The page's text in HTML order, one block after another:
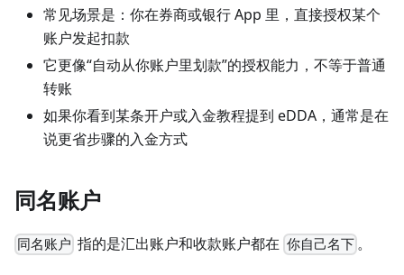
常见场景是：你在券商或银行 App 里，直接授权某个
账户发起扣款
它更像“自动从你账户里划款”的授权能力，不等于普通
转账
如果你看到某条开户或入金教程提到 eDDA，通常是在
说更省步骤的入金方式
同名账户
同名账户 指的是汇出账户和收款账户都在 你自己名下。